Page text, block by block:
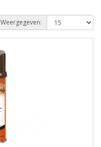
Weergegeven: